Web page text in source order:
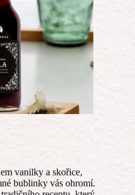
vanilky a skořice,
bublinky vás ohromí.